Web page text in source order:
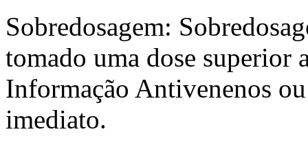
Sobredosagem:
tomado uma dose superior
Informação Antivenenos
imediato.